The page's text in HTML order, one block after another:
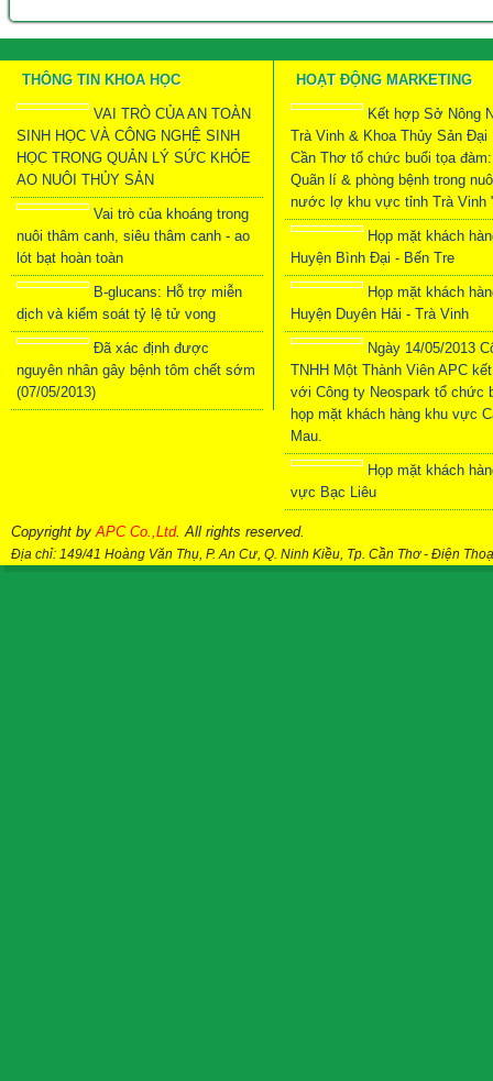
THÔNG TIN KHOA HỌC
VAI TRÒ CỦA AN TOÀN
SINH HỌC VÀ CÔNG NGHỆ SINH
HỌC TRONG QUẢN LÝ SỨC KHỎE
AO NUÔI THỦY SẢN
Vai trò của khoáng trong
nuôi thâm canh, siêu thâm canh - ao
lót bạt hoàn toàn
B-glucans: Hỗ trợ miễn
dịch và kiểm soát tỷ lệ tử vong
Đã xác định được
nguyên nhân gây bệnh tôm chết sớm
(07/05/2013)
HOẠT ĐỘNG MARKETING
Kết hợp Sở Nông
Trà Vinh & Khoa Thủy Sản Đại
Cần Thơ tổ chức buổi tọa
Quãn lí & phòng bệnh trong
nước lợ khu vực tỉnh Trà Vinh
Họp mặt khách
Huyện Bình Đại - Bến Tre
Họp mặt khách
Huyện Duyên Hải - Trà Vinh
Ngày 14/05/2013
TNHH Một Thành Viên APC
với Công ty Neospark tổ chức
họp mặt khách hàng khu vực
Mau.
Họp mặt khách
vực Bạc Liêu
Copyright byAPC Co.,Ltd. All rights reserved.
Địa chỉ: 149/41 Hoàng Văn Thụ, P. An Cư, Q. Ninh Kiều, Tp. Cần Thơ-Điện